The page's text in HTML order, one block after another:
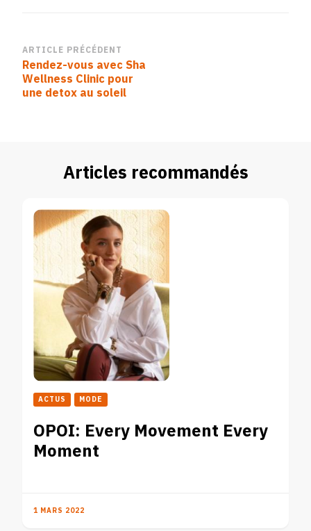
Navigation
d’article
ARTICLE PRÉCÉDENT
Rendez-vous avec Sha
Wellness Clinic pour
une detox au soleil
Articles recommandés
ACTUS MODE
OPOI: Every Movement Every
Moment
1 MARS 2022